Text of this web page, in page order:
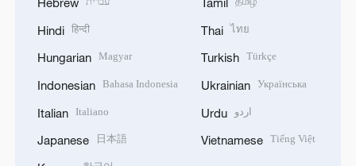
Hindi हिन्दी
Hungarian Magyar
Indonesian Bahasa Indonesia
Italian Italiano
Japanese 日本語
Thai ไทย
Turkish Türkçe
Ukrainian Українська
Urdu اردو
Vietnamese Tiếng Việt